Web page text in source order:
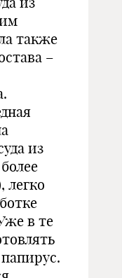
также
–
из
легко
в те